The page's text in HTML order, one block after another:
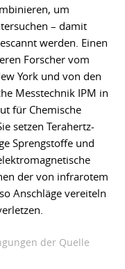
um
– damit
werden. Einen
Forscher vom
York und von den
Messtechnik IPM in
für Chemische
setzen Terahertz-
Sprengstoffe und
der von infrarotem
Anschläge vereiteln
der Quelle